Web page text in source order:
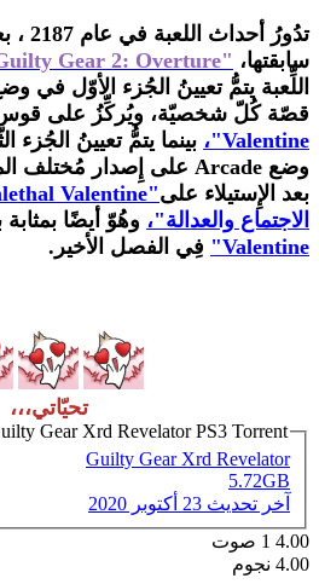
تدُورُ
سابقتها، "Guilty Gear 2: Overture"،
اللِّعبة يتمُّ تعيينُ الجُزء الأوّل في
قصّة كُلّ شخصيّة، ويُركِّزُ على
Valentine"،
بينما يتمُّ تعيينُ
وضع Arcade على إِصدار مُختلف
بعد الإِستيلاء على"Ramlethal Valentine"
الاجتماع والعدالة"، وهُوّ أيضًا
Valentine"
فِي الفصل الأخير.
تحيّاتي،،،
Gear Xrd Revelator PS3 Torrent
Guilty Gear Xrd Revelator
5.72GB
آخر تحديث 23 أكتوبر 2020
4.00
1 صوت
4.00 نجوم